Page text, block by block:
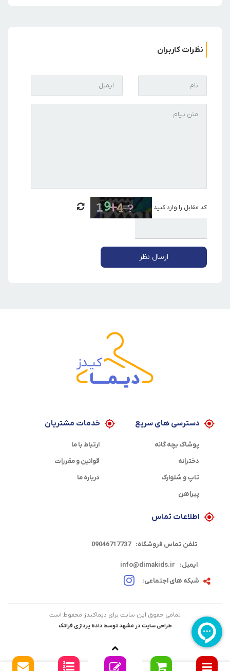
نظرات کاربران
کد مقابل را وارد کنید
ارسال نظر
دسترسی های سریع
پوشاک بچه گانه
دخترانه
تاپ و شلوارک
پیراهن
خدمات مشتریان
ارتباط با ما
قوانین و مقررات
درباره ما
اطلاعات تماس
تلفن تماس فروشگاه: 09046717737
ایمیل:
info@dimakids.ir
شبکه های اجتماعی:
تمامی حقوق این سایت برای دیماکیدز محفوظ است
طراحی سایت در مشهد توسط داده پردازی فراتک